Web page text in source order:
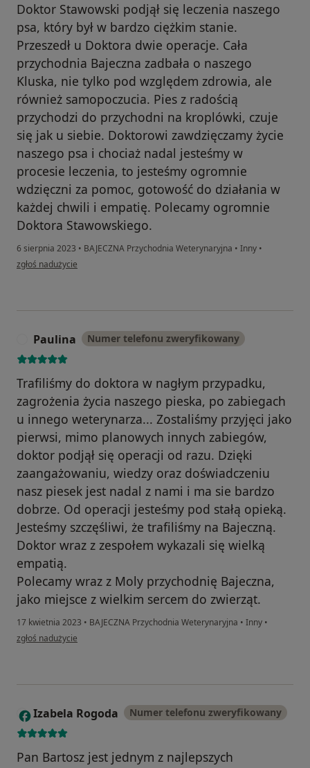
Doktor Stawowski podjął się leczenia naszego
psa, który był w bardzo ciężkim stanie.
Przeszedł u Doktora dwie operacje. Cała
przychodnia Bajeczna zadbała o naszego
Kluska, nie tylko pod względem zdrowia, ale
również samopoczucia. Pies z radością
przychodzi do przychodni na kroplówki, czuje
się jak u siebie. Doktorowi zawdzięczamy życie
naszego psa i chociaż nadal jesteśmy w
procesie leczenia, to jesteśmy ogromnie
wdzięczni za pomoc, gotowość do działania w
każdej chwili i empatię. Polecamy ogromnie
Doktora Stawowskiego.
6 sierpnia 2023 • BAJECZNA Przychodnia Weterynaryjna • Inny •
w opinii użytkownika Anna Mikulska
zgłoś nadużycie
Paulina Numer telefonu zweryfikowany
Trafiliśmy do doktora w nagłym przypadku,
zagrożenia życia naszego pieska, po zabiegach
u innego weterynarza... Zostaliśmy przyjęci jako
pierwsi, mimo planowych innych zabiegów,
doktor podjął się operacji od razu. Dzięki
zaangażowaniu, wiedzy oraz doświadczeniu
nasz piesek jest nadal z nami i ma sie bardzo
dobrze. Od operacji jesteśmy pod stałą opieką.
Jesteśmy szczęśliwi, że trafiliśmy na Bajeczną.
Doktor wraz z zespołem wykazali się wielką
empatią.
Polecamy wraz z Moly przychodnię Bajeczna,
jako miejsce z wielkim sercem do zwierząt.
17 kwietnia 2023 • BAJECZNA Przychodnia Weterynaryjna • Inny •
w opinii użytkownika Paulina
zgłoś nadużycie
I Izabela Rogoda Numer telefonu zweryfikowany
Pan Bartosz jest jednym z najlepszych